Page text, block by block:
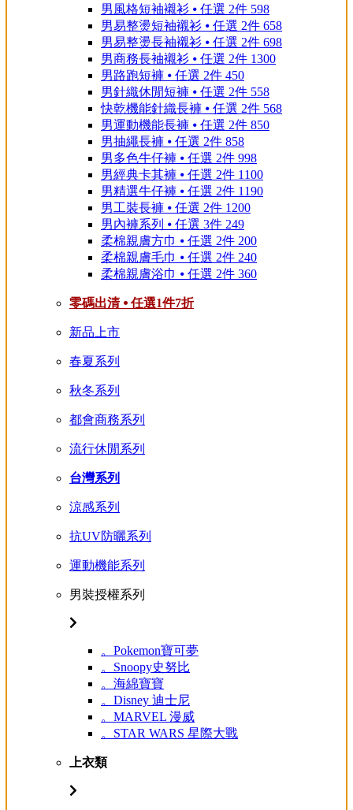
男風格短袖襯衫 ⦁ 任選 2件 598
男易整燙短袖襯衫 ⦁ 任選 2件 658
男易整燙長袖襯衫 ⦁ 任選 2件 698
男商務長袖襯衫 ⦁ 任選 2件 1300
男路跑短褲 ⦁ 任選 2件 450
男針織休閒短褲 ⦁ 任選 2件 558
快乾機能針織長褲 ⦁ 任選 2件 568
男運動機能長褲 ⦁ 任選 2件 850
男抽繩長褲 ⦁ 任選 2件 858
男多色牛仔褲 ⦁ 任選 2件 998
男經典卡其褲 ⦁ 任選 2件 1100
男精選牛仔褲 ⦁ 任選 2件 1190
男工裝長褲 ⦁ 任選 2件 1200
男內褲系列 ⦁ 任選 3件 249
柔棉親膚方巾 ⦁ 任選 2件 200
柔棉親膚毛巾 ⦁ 任選 2件 240
柔棉親膚浴巾 ⦁ 任選 2件 360
零碼出清 ⦁ 任選1件7折
新品上市
春夏系列
秋冬系列
都會商務系列
流行休閒系列
台灣系列
涼感系列
抗UV防曬系列
運動機能系列
男裝授權系列
。Pokemon寶可夢
。Snoopy史努比
。海綿寶寶
。Disney 迪士尼
。MARVEL 漫威
。STAR WARS 星際大戰
上衣類